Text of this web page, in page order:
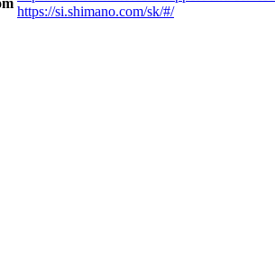
https://si.shimano.com/sk/#/